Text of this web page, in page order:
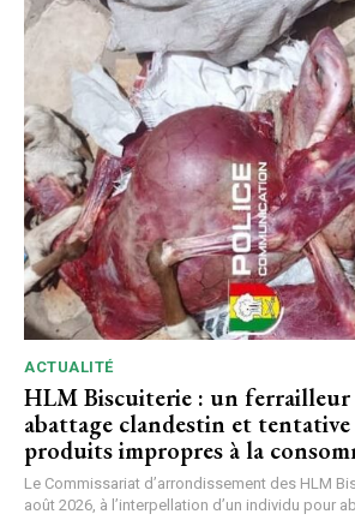
ACTUALITÉ
HLM Biscuiterie : un
abattage clandestin et tentative
produits impropres à la
Le Commissariat d’arrondissement des HLM
août 2026, à l’interpellation d’un individu pour